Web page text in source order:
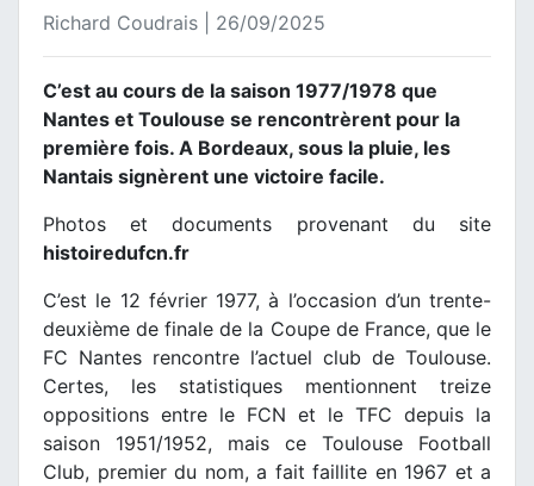
Richard Coudrais | 26/09/2025
C’est au cours de la saison 1977/1978 que
Nantes et Toulouse se rencontrèrent pour la
première fois. A Bordeaux, sous la pluie, les
Nantais signèrent une victoire facile.
Photos et documents provenant du site
histoiredufcn.fr
C’est le 12 février 1977, à l’occasion d’un trente-
deuxième de finale de la Coupe de France, que le
FC Nantes rencontre l’actuel club de Toulouse.
Certes, les statistiques mentionnent treize
oppositions entre le FCN et le TFC depuis la
saison 1951/1952, mais ce Toulouse Football
Club, premier du nom, a fait faillite en 1967 et a